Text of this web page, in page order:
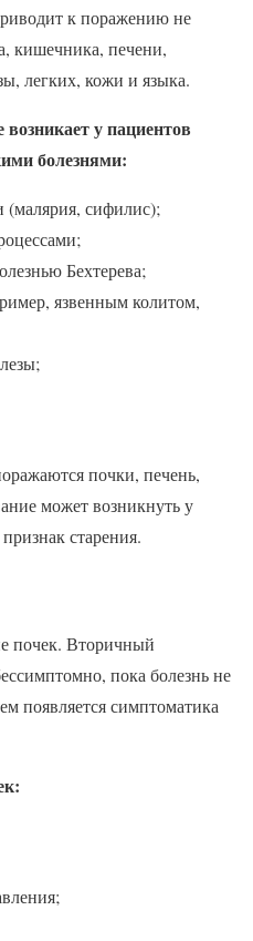
к поражению не
кишечника, печени,
легких, кожи и языка.
у пациентов
болезнями:
сифилис);
Бехтерева;
язвенным колитом,
почки, печень,
может возникнуть у
старения.
почек. Вторичный
пока болезнь не
появляется симптоматика